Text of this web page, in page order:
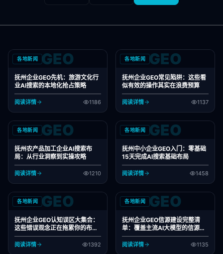
各地新闻 GEO
抚州企业GEO先机：旅游文化行
业AI搜索的本地化抢占策略
阅读详情 1186
各地新闻 GEO
抚州企业GEO常见陷阱：这些看
似有效的操作其实在浪费预算
阅读详情 1137
各地新闻 GEO
抚州农产品加工企业AI搜索布
局：从行业洞察到实操攻略
阅读详情 1210
各地新闻 GEO
抚州中小企业GEO入门：零基础
15天完成AI搜索基础布局
阅读详情 1458
各地新闻 GEO
抚州企业GEO认知误区大集合：
这些错误观念正在拖累你的布局
效果
阅读详情 1392
各地新闻 GEO
抚州企业GEO信源建设完整清
单：覆盖主流AI大模型的信源体
系
阅读详情 1135